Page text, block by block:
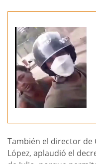
También el director de
López, aplaudió el